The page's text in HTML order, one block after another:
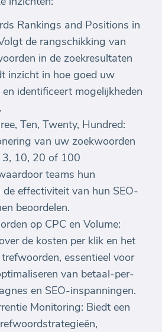
Rankings and Positions in
de rangschikking van
in de zoekresultaten
inzicht in hoe goed uw
identificeert mogelijkheden
Ten, Twenty, Hundred:
van uw zoekwoorden
3, 10, 20 of 100
teams hun
effectiviteit van hun SEO-
beoordelen.
op CPC en Volume:
de kosten per klik en het
essentieel voor
van betaal-per-
en SEO-inspanningen.
Monitoring: Biedt een